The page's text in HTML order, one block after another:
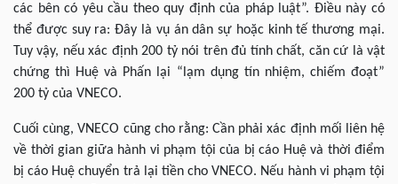
các bên có yêu cầu theo quy định của pháp luật”. Điều này có
thể được suy ra: Đây là vụ án dân sự hoặc kinh tế thương mại.
Tuy vậy, nếu xác định 200 tỷ nói trên đủ tính chất, căn cứ là vật
chứng thì Huệ và Phấn lại “lạm dụng tín nhiệm, chiếm đoạt”
200 tỷ của VNECO.
Cuối cùng, VNECO cũng cho rằng: Cần phải xác định mối liên hệ
về thời gian giữa hành vi phạm tội của bị cáo Huệ và thời điểm
bị cáo Huệ chuyển trả lại tiền cho VNECO. Nếu hành vi phạm tội